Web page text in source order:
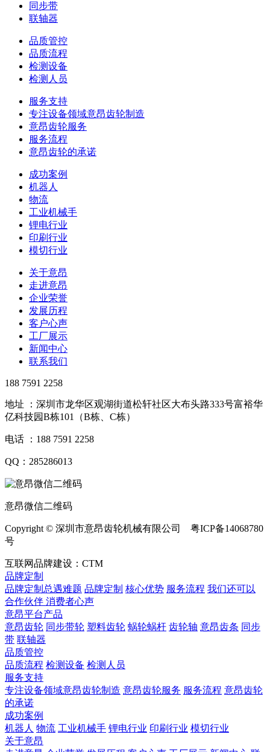
同步带
联轴器
品质管控
品质流程
检测设备
检测人员
服务支持
专注设备领域意昂齿轮制造
意昂齿轮服务
服务流程
意昂齿轮的承诺
成功案例
机器人
物流
工业机械手
锂电行业
印刷行业
模切行业
关于意昂
走进意昂
企业荣誉
发展历程
客户心声
工厂展示
新闻中心
联系我们
188 7591 2258
地址 ：深圳市龙华区观湖街道松轩社区大布头路333号富裕华
亿科技园B栋101（B栋、C栋）
电话 ：188 7591 2258
QQ：285286013
意昂微信二维码
Copyright © 深圳市意昂齿轮机械有限公司 粤ICP备14068780
号
互联网品牌建设：CTM
品牌定制
品牌定制总遇难题 品牌定制 核心优势 服务流程 我们还可以
合作伙伴 ​ 消费者心声
意昂平台产品
意昂齿轮 同步带轮 塑料齿轮 蜗轮蜗杆 齿轮轴 意昂齿条 同步
带 联轴器
品质管控
品质流程 检测设备 检测人员
服务支持
专注设备领域意昂齿轮制造 意昂齿轮服务 服务流程 意昂齿轮
的承诺
成功案例
机器人 物流 工业机械手 锂电行业 印刷行业 模切行业
关于意昂